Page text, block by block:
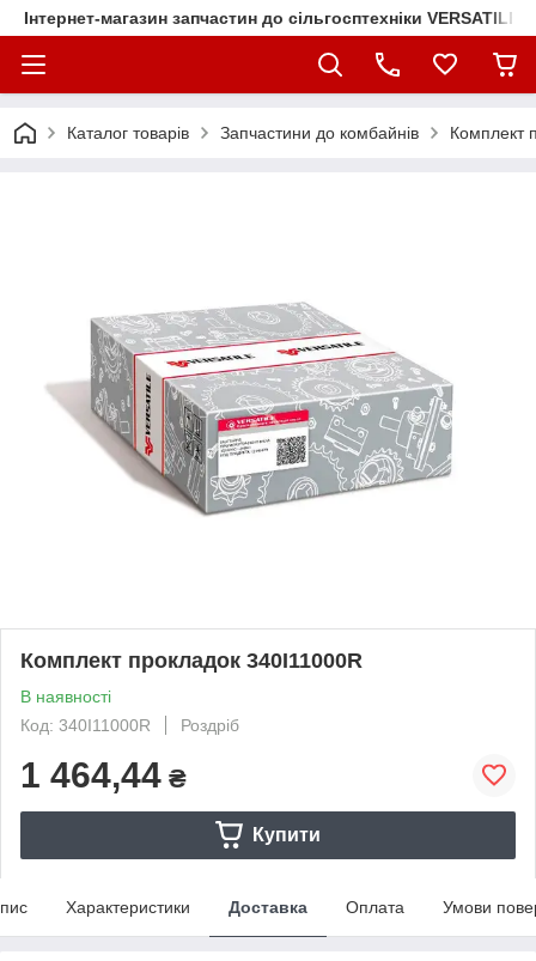
Інтернет-магазин запчастин до сільгосптехніки VERSATILE
Каталог товарів Запчастини до комбайнів Комплект
Комплект прокладок 340I11000R
В наявності
Код: 340I11000R
Роздріб
1 464,44 ₴
Купити
Характеристики Доставка Оплата Умови